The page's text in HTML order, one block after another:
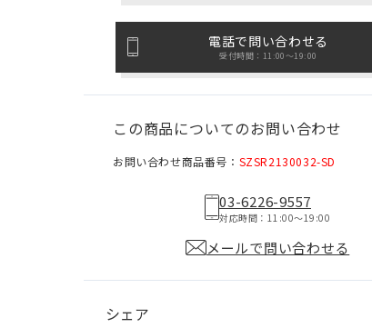
電話で問い合わせる
受付時間：11:00〜19:00
この商品についてのお問い合わせ
お問い合わせ商品番号： SZSR2130032-SD
03-6226-9557
対応時間：11:00〜19:00
メールで問い合わせる
シェア